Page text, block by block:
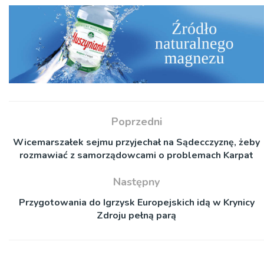
Poprzedni
Wicemarszałek sejmu przyjechał na Sądecczyznę, żeby
rozmawiać z samorządowcami o problemach Karpat
Następny
Przygotowania do Igrzysk Europejskich idą w Krynicy
Zdroju pełną parą